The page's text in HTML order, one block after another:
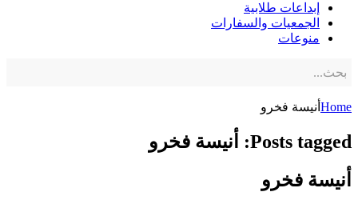
إبداعات طلابية
الجمعيات والسفارات
منوعات
Home أنيسة فخرو
Posts tagged: أنيسة فخرو
أنيسة فخرو